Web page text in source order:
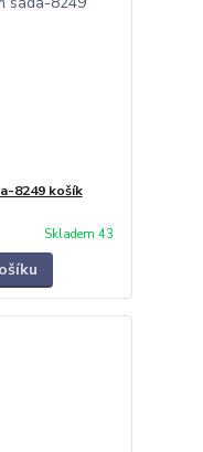
8249 košík
Skladem 43